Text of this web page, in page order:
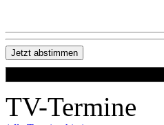
TV-Termine